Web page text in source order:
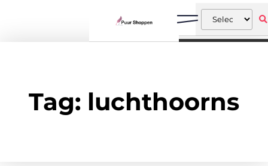
Tag: luchthoorns